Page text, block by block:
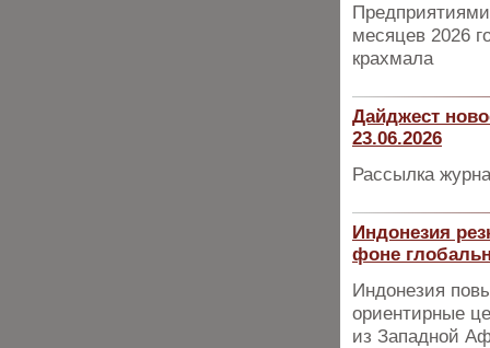
Предприятиями
месяцев 2026
крахмала
Дайджест
23.06.2026
Рассылка
Индонезия
фоне
Индонезия
ориентирные
из Западной